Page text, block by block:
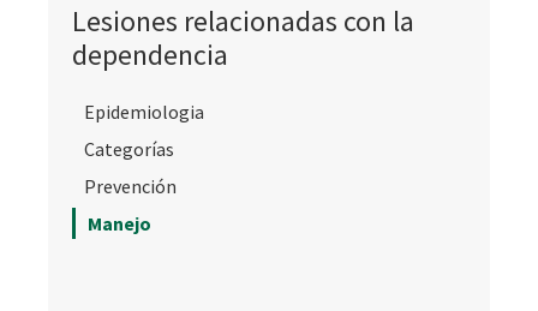
Lesiones relacionadas con la
dependencia
Epidemiologia
Categorías
Prevención
Manejo